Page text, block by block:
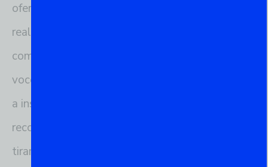
oferecendo aos usuários uma maneira rápida de
realizar tarefas complexas com apenas alguns
comandos. Neste artigo, exploraremos como
você pode começar com o psql, cobrindo desde
a instalação até comandos básicos e práticas
recomendadas, para garantir que você possa
tirar o máximo proveito dessa ferramenta